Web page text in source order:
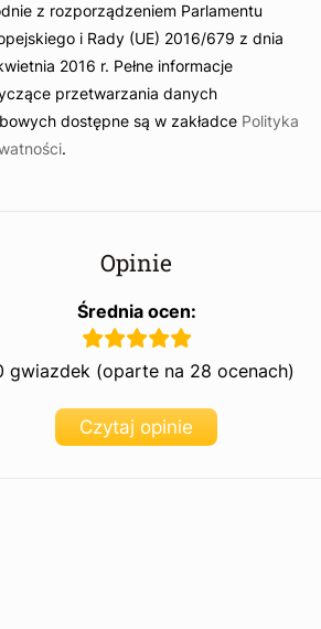
z rozporządzeniem Parlamentu
i Rady (UE) 2016/679 z dnia
2016 r. Pełne informacje
przetwarzania danych
dostępne są w zakładce Polityka
.
Opinie
Średnia ocen:
gwiazdek (oparte na 28 ocenach)
Czytaj opinie